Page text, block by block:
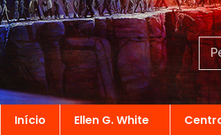
Início Ellen G. White